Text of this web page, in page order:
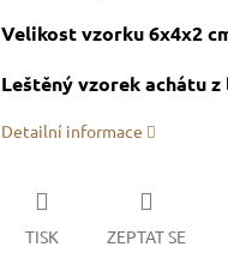
Velikost vzorku 6x4x2
Leštěný vzorek achátu
Detailní informace
TISK ZEPTAT SE